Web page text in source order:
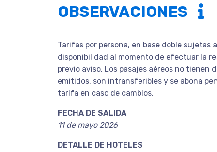
OBSERVACIONES
Tarifas por persona, en base doble sujetas
disponibilidad al momento de efectuar la
previo aviso. Los pasajes aéreos no tienen
emitidos, son intransferibles y se abona
tarifa en caso de cambios.
FECHA DE SALIDA
11 de mayo 2026
DETALLE DE HOTELES